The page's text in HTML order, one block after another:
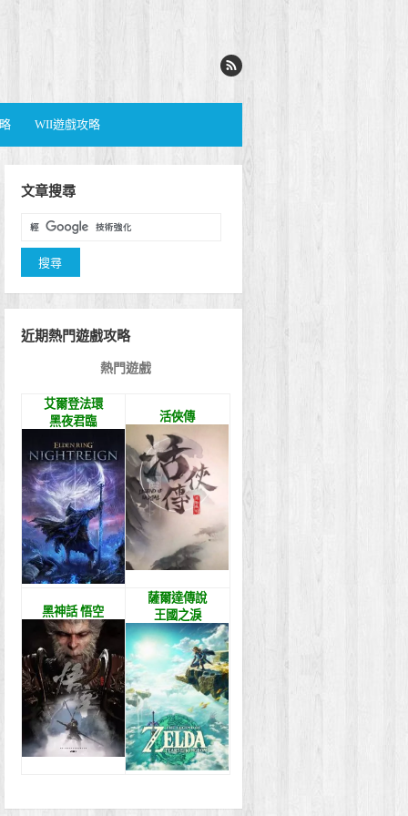
WII遊戲攻略
文章搜尋
近期熱門遊戲攻略
熱門遊戲
艾爾登法環
黑夜君臨
活俠傳
黑神話 悟空
薩爾達傳說
王國之淚